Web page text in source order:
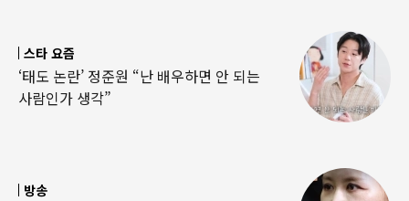
스타 요즘
‘태도 논란’ 정준원 “난 배우하면 안 되는
사람인가 생각”
방송